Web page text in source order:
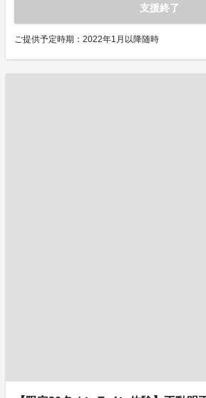
支援終了
ご提供予定時期：2022年1月以降随時